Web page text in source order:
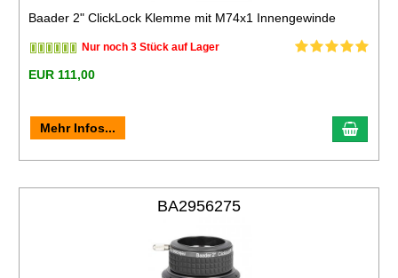
Baader 2" ClickLock Klemme mit M74x1 Innengewinde
Nur noch 3 Stück auf Lager
EUR 111,00
Mehr Infos...
BA2956275